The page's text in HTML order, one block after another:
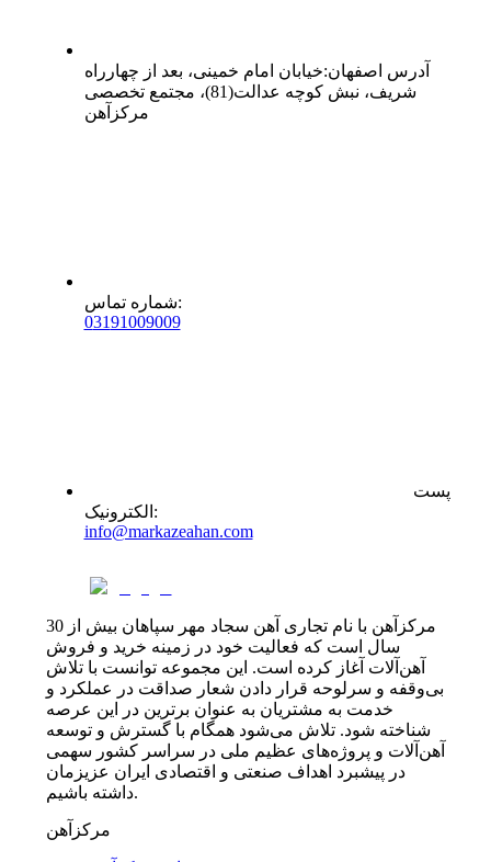
آدرس اصفهان:خیابان امام خمینی، بعد از چهارراه
شریف، نبش کوچه عدالت(81)، مجتمع تخصصی
مرکزآهن
شماره تماس:
03191009009
پست
الکترونیک :
info@markazeahan.com
مرکزآهن با نام تجاری آهن سجاد مهر سپاهان بیش از 30
سال است که فعالیت خود در زمینه خرید و فروش
آهن‌آلات آغاز کرده است. این مجموعه توانست با تلاش
بی‌وقفه و سرلوحه قرار دادن شعار صداقت در عملکرد و
خدمت به مشتریان به عنوان برترین در این عرصه
شناخته شود. تلاش می‌شود همگام با گسترش و توسعه
آهن‌آلات و پروژه‌های عظیم ملی در سراسر کشور سهمی
در پیشبرد اهداف صنعتی و اقتصادی ایران عزیزمان
داشته باشیم.
مرکزآهن